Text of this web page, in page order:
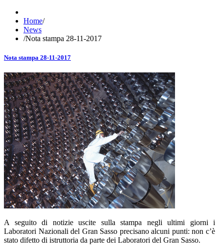
Home/
News
/Nota stampa 28-11-2017
Nota stampa 28-11-2017
A seguito di notizie uscite sulla stampa negli ultimi giorni i
Laboratori Nazionali del Gran Sasso precisano alcuni punti: non c’è
stato difetto di istruttoria da parte dei Laboratori del Gran Sasso.